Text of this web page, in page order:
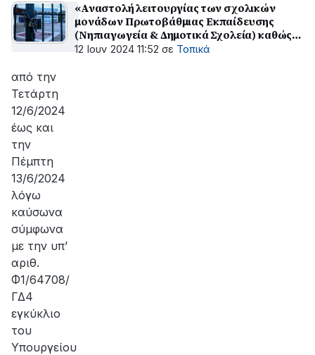
«Αναστολή λειτουργίας των σχολικών
μονάδων Πρωτοβάθμιας Εκπαίδευσης
(Νηπιαγωγεία & Δημοτικά Σχολεία) καθώς
και των Κέντρων Δημιουργικής
12 Ιουν 2024 11:52 σε Τοπικά
από την
Τετάρτη
12/6/2024
έως και
την
Πέμπτη
13/6/2024
λόγω
καύσωνα
σύμφωνα
με την υπ’
αριθ.
Φ1/64708/
ΓΔ4
εγκύκλιο
του
Υπουργείου